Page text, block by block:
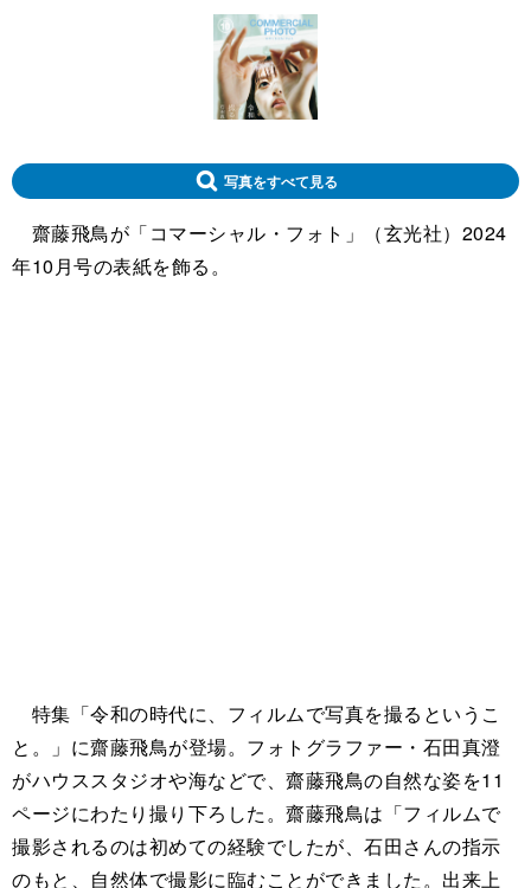
写真をすべて見る
齋藤飛鳥が「コマーシャル・フォト」（玄光社）2024
年10月号の表紙を飾る。
特集「令和の時代に、フィルムで写真を撮るというこ
と。」に齋藤飛鳥が登場。フォトグラファー・石田真澄
がハウススタジオや海などで、齋藤飛鳥の自然な姿を11
ページにわたり撮り下ろした。齋藤飛鳥は「フィルムで
撮影されるのは初めての経験でしたが、石田さんの指示
のもと、自然体で撮影に臨むことができました。出来上